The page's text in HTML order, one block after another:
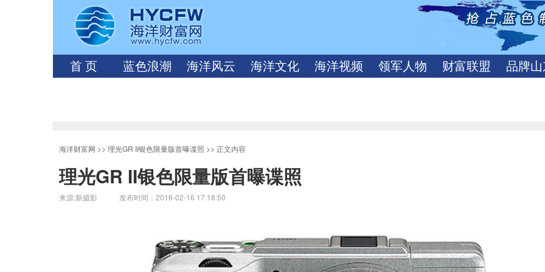
首 页 蓝色浪潮 海洋风云 海洋文化 海洋视频 领军人物 财富联盟 品牌
海洋财富网 >> 理光GR II银色限量版首曝谍照 >> 正文内容
理光GR II银色限量版首曝谍照
来源:新摄影 发布时间：2016-02-16 17:18:50